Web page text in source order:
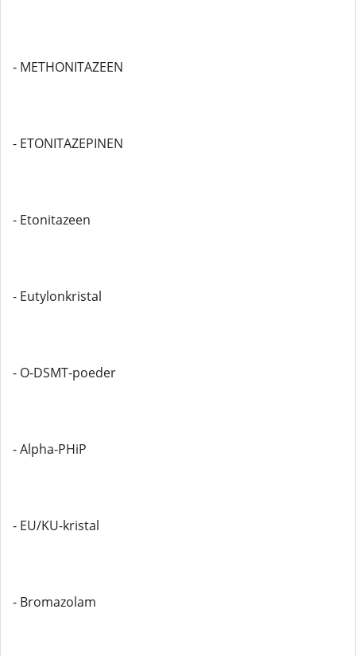
- METHONITAZEEN
- ETONITAZEPINEN
- Etonitazeen
- Eutylonkristal
- O-DSMT-poeder
- Alpha-PHiP
- EU/KU-kristal
- Bromazolam